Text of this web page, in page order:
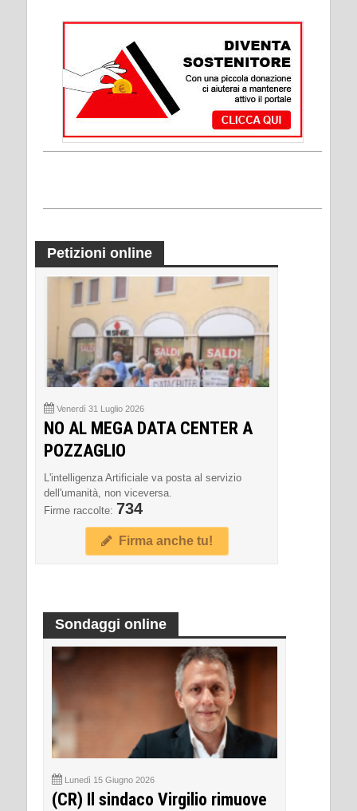
Petizioni online
Venerdì 31 Luglio 2026
NO AL MEGA DATA CENTER A
POZZAGLIO
L'intelligenza Artificiale va posta al servizio
dell'umanità, non viceversa.
Firme raccolte: 734
Firma anche tu!
Sondaggi online
Lunedì 15 Giugno 2026
(CR) Il sindaco Virgilio rimuove